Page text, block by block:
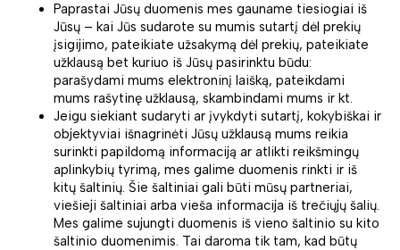
Paprastai Jūsų duomenis mes gauname tiesiogiai iš
Jūsų – kai Jūs sudarote su mumis sutartį dėl prekių
įsigijimo, pateikiate užsakymą dėl prekių, pateikiate
užklausą bet kuriuo iš Jūsų pasirinktu būdu:
parašydami mums elektroninį laišką, pateikdami
mums rašytinę užklausą, skambindami mums ir kt.
Jeigu siekiant sudaryti ar įvykdyti sutartį, kokybiškai ir
objektyviai išnagrinėti Jūsų užklausą mums reikia
surinkti papildomą informaciją ar atlikti reikšmingų
aplinkybių tyrimą, mes galime duomenis rinkti ir iš
kitų šaltinių. Šie šaltiniai gali būti mūsų partneriai,
viešieji šaltiniai arba vieša informacija iš trečiųjų šalių.
Mes galime sujungti duomenis iš vieno šaltinio su kito
šaltinio duomenimis. Tai daroma tik tam, kad būtų